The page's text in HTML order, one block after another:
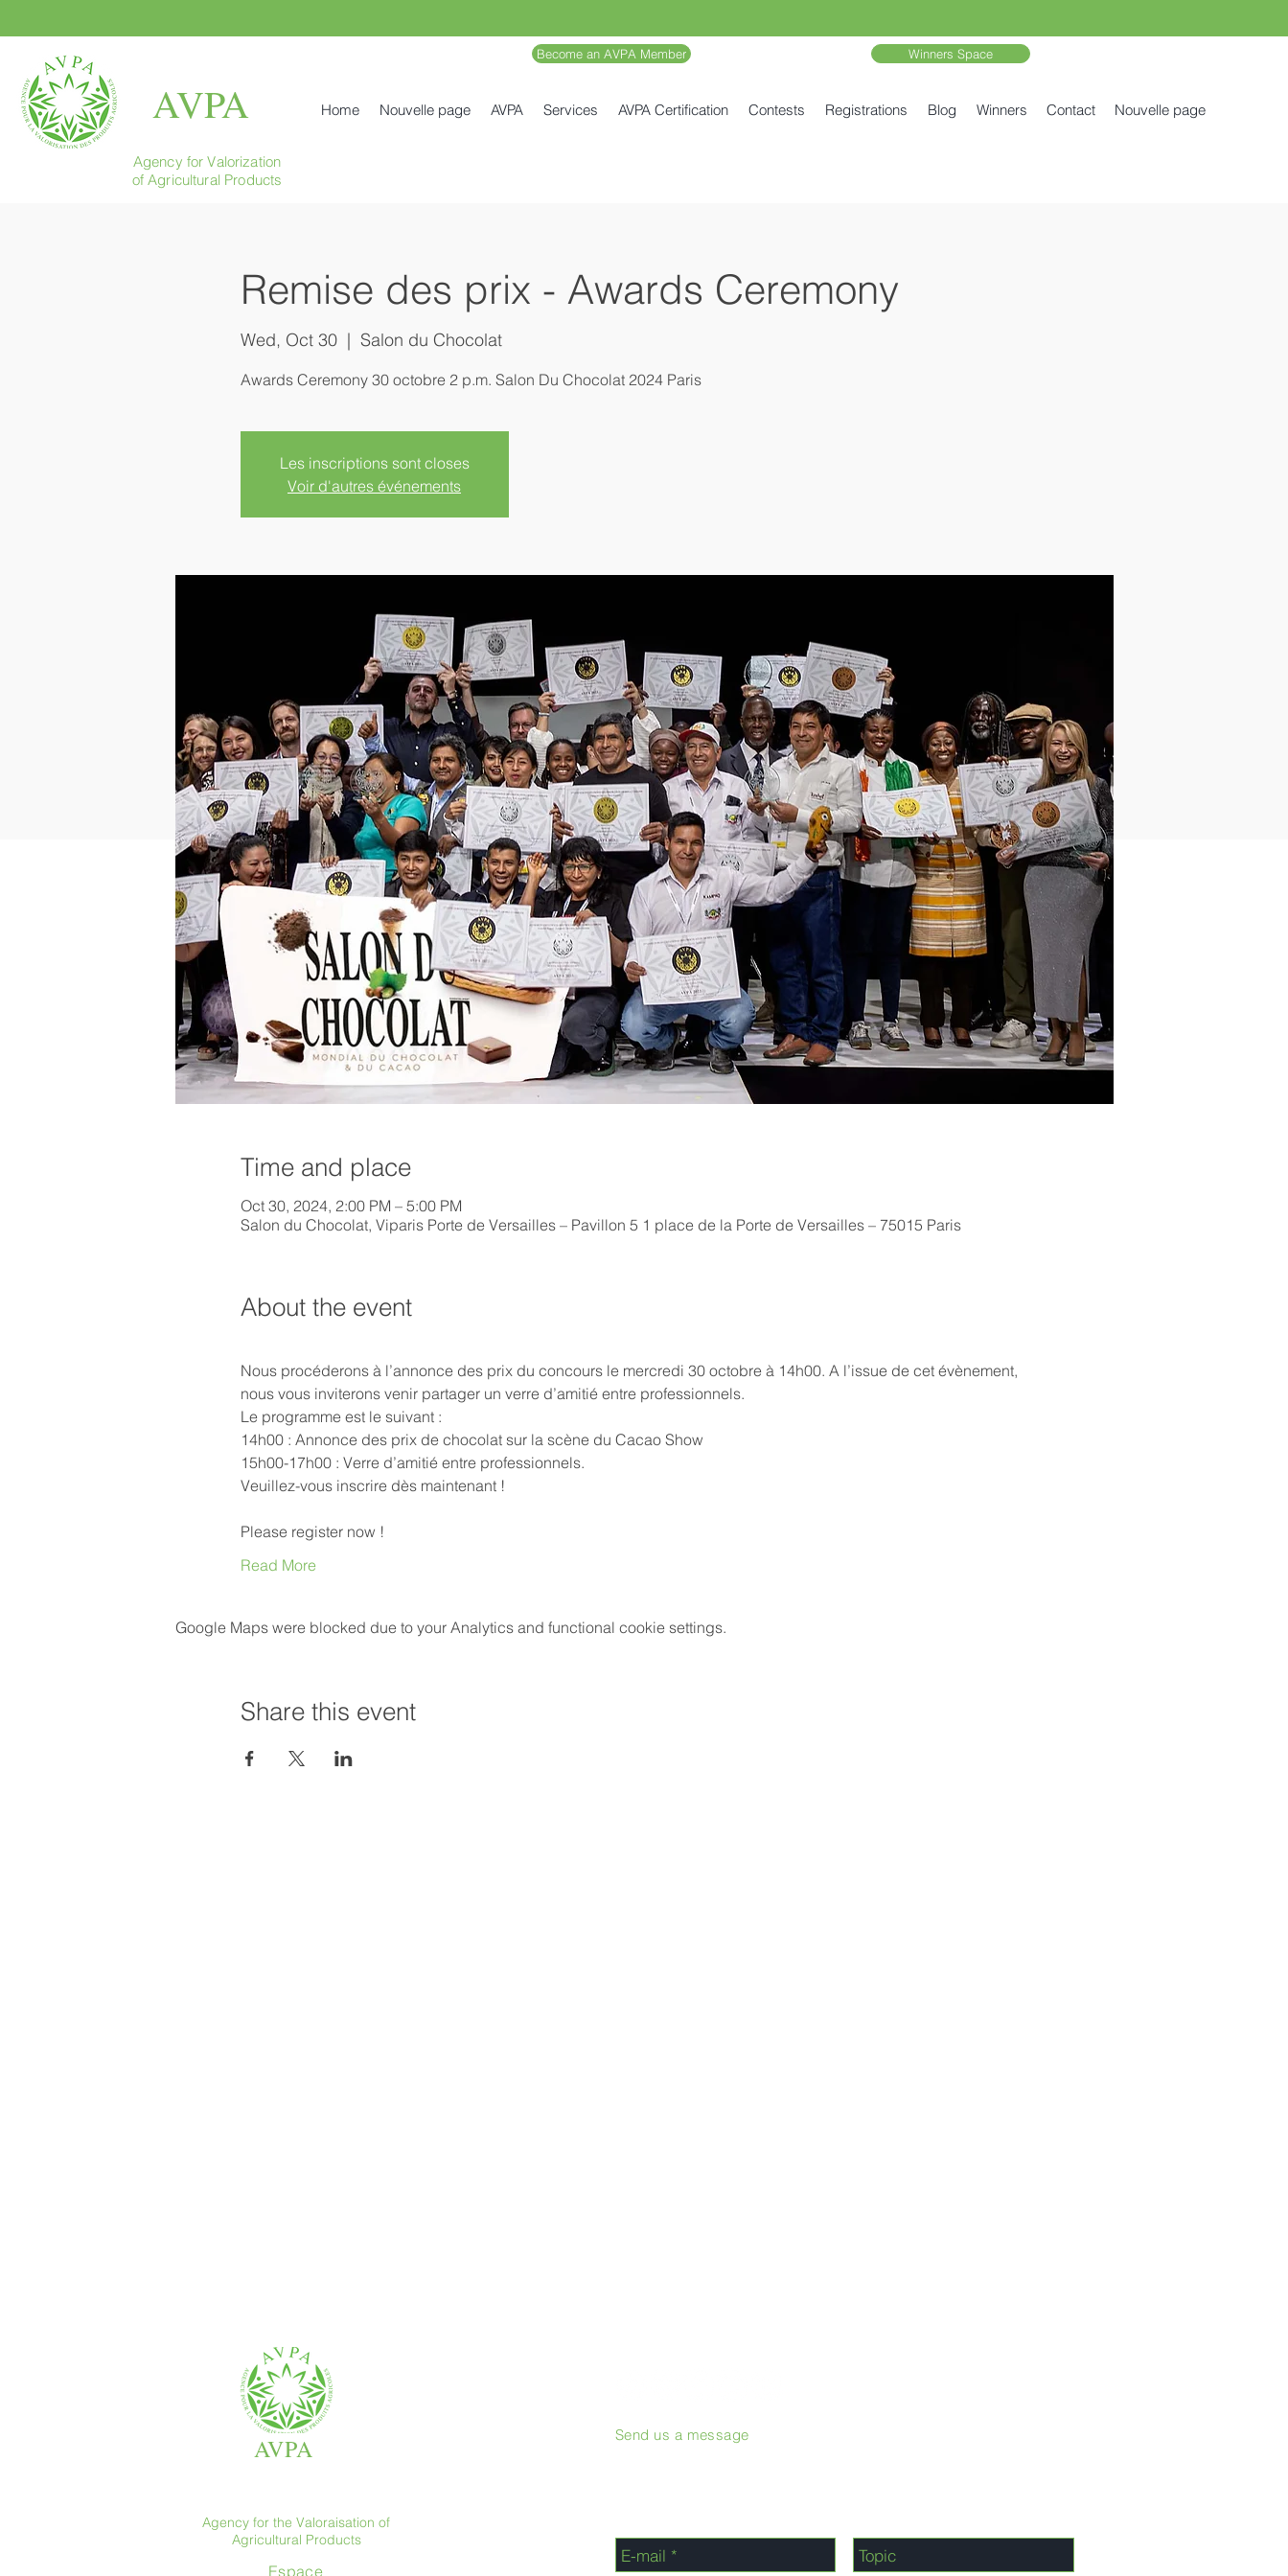
AVPA
Become an AVPA Member Winners Space
Home Nouvelle page AVPA Services AVPA Certification Contests Registrations Blog Winners Contact Nouvelle page
Agency for Valorization
of Agricultural Products
Remise des prix - Awards Ceremony
Wed, Oct 30
  |
Salon du Chocolat
Awards Ceremony 30 octobre 2 p.m. Salon Du Chocolat 2024 Paris
Les inscriptions sont closes
Voir d'autres événements
Time and place
Oct 30, 2024, 2:00 PM – 5:00 PM
Salon du Chocolat, Viparis Porte de Versailles – Pavillon 5 1 place de la Porte de Versailles – 75015 Paris
About the event
Nous procéderons à l’annonce des prix du concours le mercredi 30 octobre à 14h00. A l’issue de cet évènement,
nous vous inviterons venir partager un verre d’amitié entre professionnels.
Le programme est le suivant :
14h00 : Annonce des prix de chocolat sur la scène du Cacao Show
15h00-17h00 : Verre d’amitié entre professionnels.
Veuillez-vous inscrire dès maintenant !
Please register now !
Read More
Google Maps were blocked due to your Analytics and functional cookie settings.
Share this event
AVPA
Agency for the Valoraisation of
Agricultural Products
Espace
Send us a message